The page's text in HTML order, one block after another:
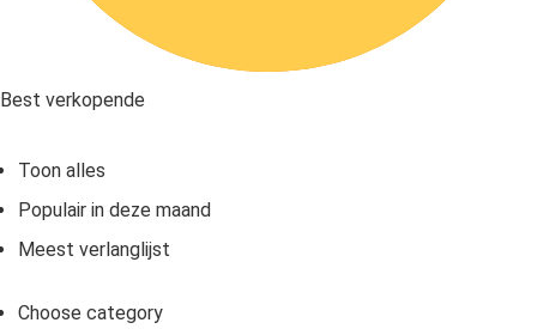
Best verkopende
Toon alles
Populair in deze maand
Meest verlanglijst
Choose category